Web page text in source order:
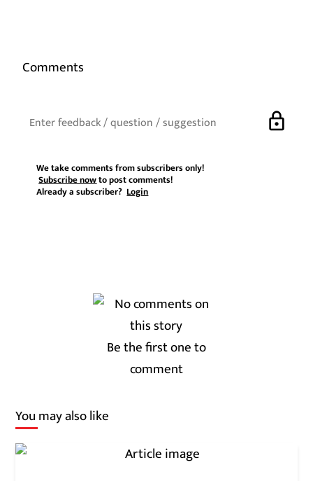
Comments
lock
We take comments from subscribers only!
Subscribe nowto post comments!
Already a subscriber?Login
Be the first one to
comment
You may also like